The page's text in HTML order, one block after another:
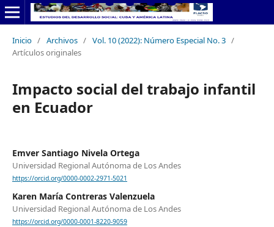
Inicio / Archivos / Vol. 10 (2022): Número Especial No. 3 /
Artículos originales
Impacto social del trabajo infantil
en Ecuador
Emver Santiago Nivela Ortega
Universidad Regional Autónoma de Los Andes
https://orcid.org/0000-0002-2971-5021
Karen María Contreras Valenzuela
Universidad Regional Autónoma de Los Andes
https://orcid.org/0000-0001-8220-9059